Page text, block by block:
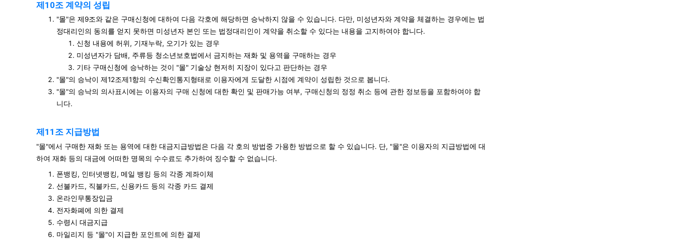
제10조 계약의 성립
"몰"은 제9조와 같은 구매신청에 대하여 다음 각호에 해당하면 승낙하지 않을 수 있습니다. 다만, 미성년자와 계약을 체결하는 경우에는 법
정대리인의 동의를 얻지 못하면 미성년자 본인 또는 법정대리인이 계약을 취소할 수 있다는 내용을 고지하여야 합니다.
신청 내용에 허위, 기재누락, 오기가 있는 경우
미성년자가 담배, 주류등 청소년보호법에서 금지하는 재화 및 용역을 구매하는 경우
기타 구매신청에 승낙하는 것이 "몰" 기술상 현저히 지장이 있다고 판단하는 경우
"몰"의 승낙이 제12조제1항의 수신확인통지형태로 이용자에게 도달한 시점에 계약이 성립한 것으로 봅니다.
"몰"의 승낙의 의사표시에는 이용자의 구매 신청에 대한 확인 및 판매가능 여부, 구매신청의 정정 취소 등에 관한 정보등을 포함하여야 합
니다.
제11조 지급방법
"몰"에서 구매한 재화 또는 용역에 대한 대금지급방법은 다음 각 호의 방법중 가용한 방법으로 할 수 있습니다. 단, "몰"은 이용자의 지급방법에 대
하여 재화 등의 대금에 어떠한 명목의 수수료도 추가하여 징수할 수 없습니다.
폰뱅킹, 인터넷뱅킹, 메일 뱅킹 등의 각종 계좌이체
선불카드, 직불카드, 신용카드 등의 각종 카드 결제
온라인무통장입금
전자화폐에 의한 결제
수령시 대금지급
마일리지 등 "몰"이 지급한 포인트에 의한 결제